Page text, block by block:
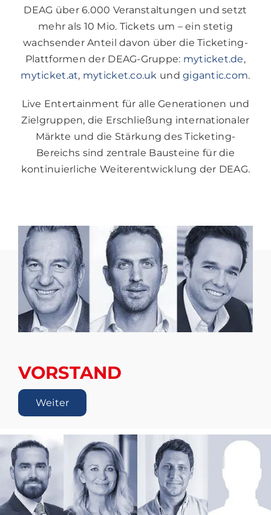
DEAG über 6.000 Veranstaltungen und setzt
mehr als 10 Mio. Tickets um – ein stetig
wachsender Anteil davon über die Ticketing-
Plattformen der DEAG-Gruppe: myticket.de,
myticket.at, myticket.co.uk undgigantic.com.
Live Entertainment für alle Generationen und
Zielgruppen, die Erschließung internationaler
Märkte und die Stärkung des Ticketing-
Bereichs sind zentrale Bausteine für die
kontinuierliche Weiterentwicklung der DEAG.
VORSTAND
Weiter